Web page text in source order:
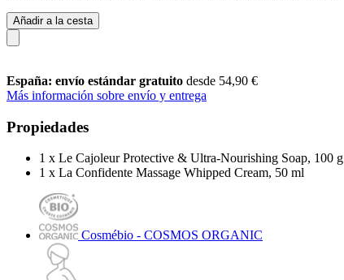
Añadir a la cesta
España: envío estándar gratuito desde 54,90 €
Más información sobre envío y entrega
Propiedades
1 x Le Cajoleur Protective & Ultra-Nourishing Soap, 100 g
1 x La Confidente Massage Whipped Cream, 50 ml
Cosmébio - COSMOS ORGANIC